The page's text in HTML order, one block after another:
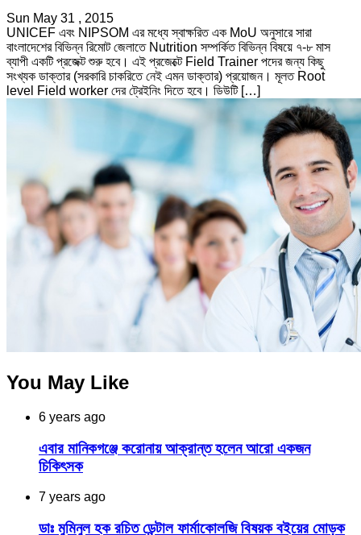
Sun May 31 , 2015
UNICEF এবং NIPSOM এর মধ্যে স্বাক্ষরিত এক MoU অনুসারে সারা
বাংলাদেশের বিভিন্ন রিমোট জেলাতে Nutrition সম্পর্কিত বিভিন্ন বিষয়ে ৭-৮ মাস
ব্যাপী একটি প্রজেক্ট শুরু হবে। এই প্রজেক্টে Field Trainer পদের জন্য কিছু
সংখ্যক ডাক্তার (সরকারি চাকরিতে নেই এমন ডাক্তার) প্রয়োজন। মূলত Root
level Field worker দের ট্রেইনিং দিতে হবে। ডিউটি […]
You May Like
6 years ago
এবার মানিকগঞ্জে করোনায় আক্রান্ত হলেন আরো একজন
চিকিৎসক
7 years ago
ডাঃ মুমিনুল হক রচিত ডেন্টাল ফার্মাকোলজি বিষয়ক বইয়ের মোড়ক